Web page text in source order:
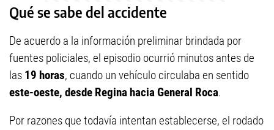
Qué se sabe del accidente
De acuerdo a la información preliminar brindada por
fuentes policiales, el episodio ocurrió minutos antes de
las 19 horas, cuando un vehículo circulaba en sentido
este-oeste, desde Regina hacia General Roca.
Por razones que todavía intentan establecerse, el rodado